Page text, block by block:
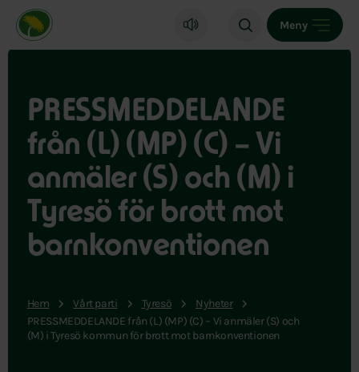
Miljöpartiet de gröna, startsida
Meny
PRESSMEDDELANDE
från (L) (MP) (C) – Vi
anmäler (S) och (M) i
Tyresö för brott mot
barnkonventionen
Hem Vårt parti Tyresö
Nyheter
PRESSMEDDELANDE från (L) (MP) (C) – Vi anmäler (S) och
(M) i Tyresö kommun för brott mot barnkonventionen